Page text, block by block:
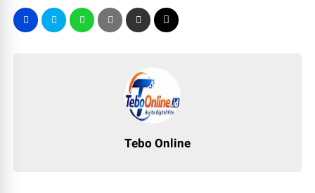
Tebo Online